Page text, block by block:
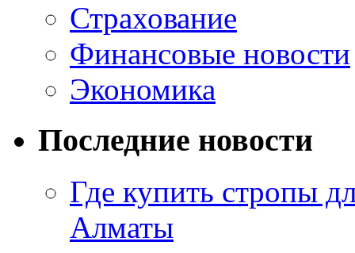
Страхование
Финансовые новости
Экономика
Последние новости
Где купить стропы
Алматы